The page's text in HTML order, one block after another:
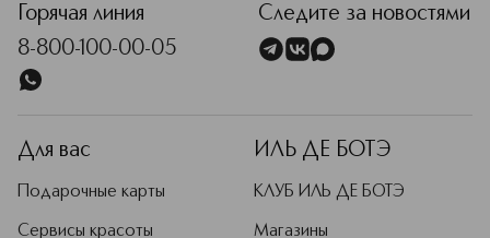
Горячая линия
8-800-100-00-05
Следите за новостями
Для вас
Подарочные карты
Сервисы красоты
ИЛЬ ДЕ БОТЭ
КЛУБ ИЛЬ ДЕ БОТЭ
Магазины